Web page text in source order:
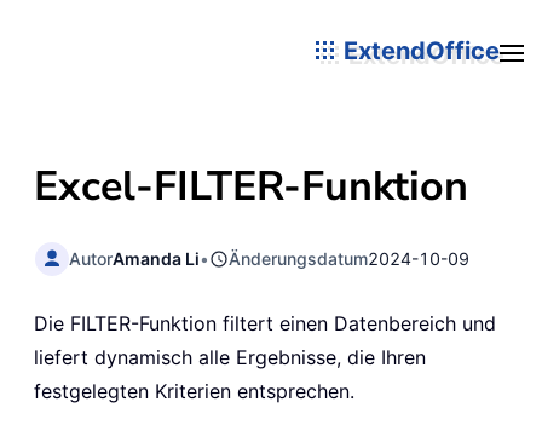
ExtendOffice
Excel-FILTER-Funktion
AutorAmanda Li• Änderungsdatum2024-10-09
Die FILTER-Funktion filtert einen Datenbereich und
liefert dynamisch alle Ergebnisse, die Ihren
festgelegten Kriterien entsprechen.